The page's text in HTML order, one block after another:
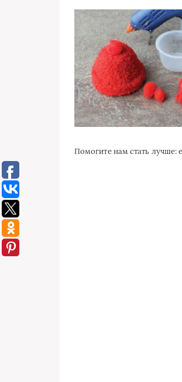
Помогите нам стать лучше: